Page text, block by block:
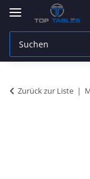
Zurück zur Liste